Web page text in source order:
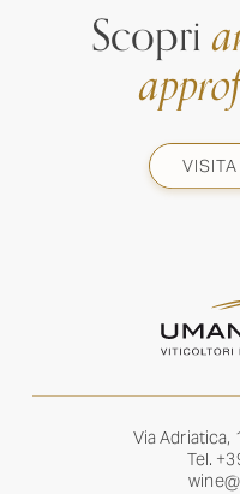
Scopri
Via Adriatica,
Tel.